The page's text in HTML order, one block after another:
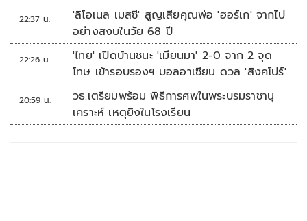
22:37 น.
'ลิโอเนล เมสซี' สูญเสียคุณพ่อ 'ฮอร์เก' จากไป
อย่างสงบในวัย 68 ปี
22:26 น.
'ไทย' เปิดบ้านชนะ 'เมียนมา' 2-0 จาก 2 จุด
โทษ เข้ารอบรองฯ บอลอาเซียน ดวล 'สิงคโปร์'
20:59 น.
วธ.เตรียมพร้อม พิธีการศพในพระบรมราชานุ
เคราะห์ เหตุยิงในโรงเรียน